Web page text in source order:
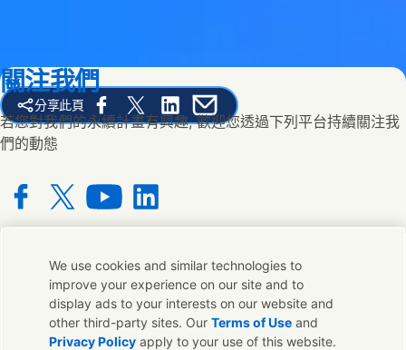
分享此頁
Share this page on Facebook
Share this page on X
Share this page on Linked In
Share this page on E-mail
關注我們
若您對我們的永續計畫有興趣, 歡迎您透過下列平台持續關注我
們的動態
with us on Facebook
Connect with us on X
Connect with us on YouTube
Connect with us on LinkedIn
聯絡我們
若您對我們的品牌有任何意見或想法都可與我們在全球的連絡人
取得聯繫
We use cookies and similar technologies to
improve your experience on our site and to
display ads to your interests on our website and
other third-party sites. OurTerms of Use and
Privacy Policy apply to your use of this website.